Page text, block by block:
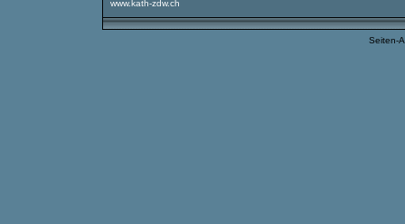
www.kath-zdw.ch
Seiten-